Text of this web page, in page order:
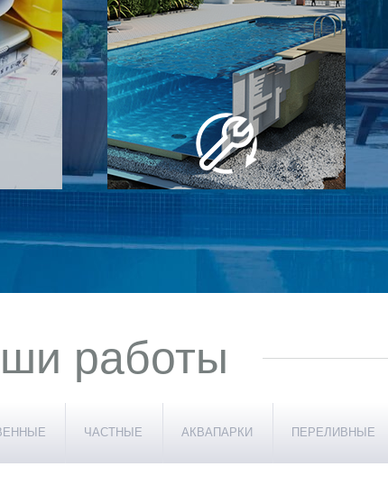
Замкнутый цикл
строительства
Мы замкнули весь цикл на себе, от
проектировки бассейна, строительных
работ и до поставки и монтажа
оборудования
работы
ЧАСТНЫЕ АКВАПАРКИ ПЕРЕЛИВНЫЕ